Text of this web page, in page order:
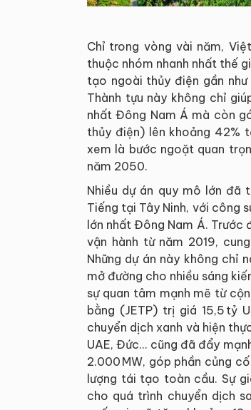
Chỉ trong vòng vài năm,
thuộc nhóm nhanh nhất thế
tạo ngoài thủy điện gần
Thành tựu này không chỉ
nhất Đông Nam Á mà còn
thủy điện) lên khoảng 42%
xem là bước ngoặt quan
năm 2050.
Nhiều dự án quy mô lớn đã
Tiếng tại Tây Ninh, với công
lớn nhất Đông Nam Á. Trước
vận hành từ năm 2019,
Những dự án này không chỉ
mở đường cho nhiều sáng
sự quan tâm mạnh mẽ từ
bằng (JETP) trị giá 15,5 tỷ
chuyển dịch xanh và hiện
UAE, Đức… cũng đã đẩy
2.000 MW, góp phần củng
lượng tái tạo toàn cầu. Sự
cho quá trình chuyển dịch